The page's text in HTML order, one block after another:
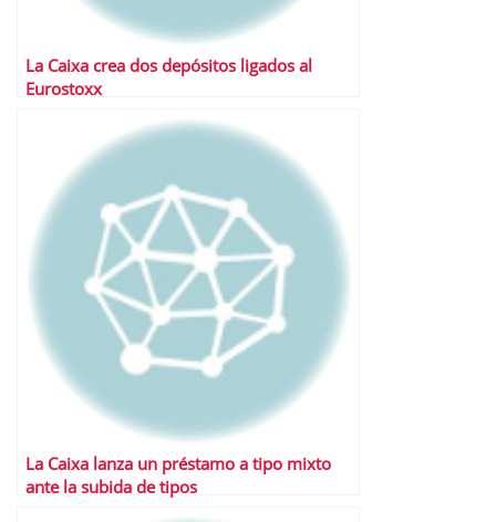
La Caixa crea dos depósitos ligados al
Eurostoxx
La Caixa lanza un préstamo a tipo mixto
ante la subida de tipos